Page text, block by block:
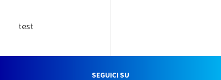
test
SEGUICI SU